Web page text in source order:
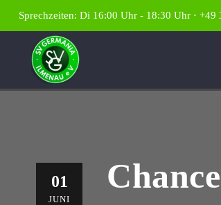
Sprechzeiten: Di 16:00 Uhr - 18:30 Uhr ⋅ +49
01
JUNI